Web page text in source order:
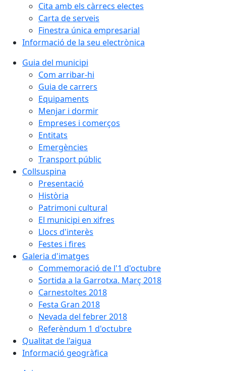
Cita amb els càrrecs electes
Carta de serveis
Finestra única empresarial
Informació de la seu electrònica
Guia del municipi
Com arribar-hi
Guia de carrers
Equipaments
Menjar i dormir
Empreses i comerços
Entitats
Emergències
Transport públic
Collsuspina
Presentació
Història
Patrimoni cultural
El municipi en xifres
Llocs d'interès
Festes i fires
Galeria d'imatges
Commemoració de l'1 d'octubre
Sortida a la Garrotxa. Març 2018
Carnestoltes 2018
Festa Gran 2018
Nevada del febrer 2018
Referèndum 1 d'octubre
Qualitat de l'aigua
Informació geogràfica